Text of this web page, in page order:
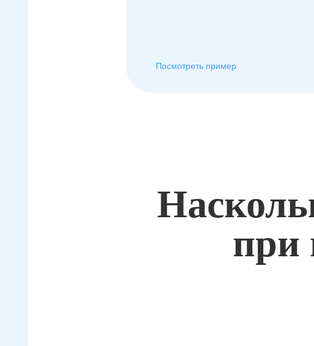
Посмотреть пример
при